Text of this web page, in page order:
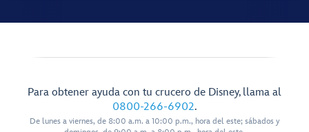
Para obtener ayuda con tu crucero de Disney, llama al
0800-266-6902.
De lunes a viernes, de 8:00 a.m. a 10:00 p.m., hora del este; sábados y